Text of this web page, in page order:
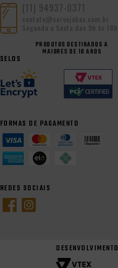
(11) 94937-0371
contato@cervejabox.com.br
Segunda a Sexta das 9h às 18h
PRODUTOS DESTINADOS A
MAIORES DE 18 ANOS
SELOS
FORMAS DE PAGAMENTO
REDES SOCIAIS
DESENVOLVIMENTO